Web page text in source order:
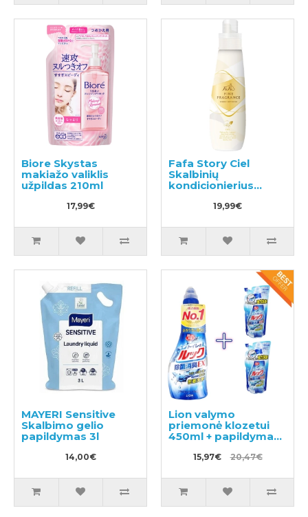
Biore Skystas
makiažo valiklis
užpildas 210ml
17,99€
Fafa Story Ciel
Skalbinių
kondicionierius
19,99€
MAYERI Sensitive
Skalbimo gelio
papildymas 3l
14,00€
Lion valymo
priemonė klozetui
450ml + papildymas
15,97€ 20,47€